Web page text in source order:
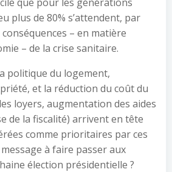
plus de 80% s’attendent, par
– en matière
– de la crise sanitaire.
politique du logement,
et la réduction du coût du
loyers, augmentation des aides
de la fiscalité) arrivent en tête
comme prioritaires par ces
à faire passer aux
élection présidentielle ?